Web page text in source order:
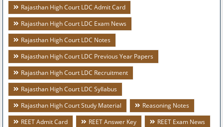
Rajasthan High Court LDC Admit Card
Rajasthan High Court LDC Exam News
Rajasthan High Court LDC Notes
Rajasthan High Court LDC Previous Year Papers
Rajasthan High Court LDC Recruitment
Rajasthan High Court LDC Syllabus
Rajasthan High Court Study Material
Reasoning Notes
REET Admit Card
REET Answer Key
REET Exam News